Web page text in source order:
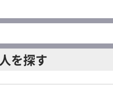
を探す